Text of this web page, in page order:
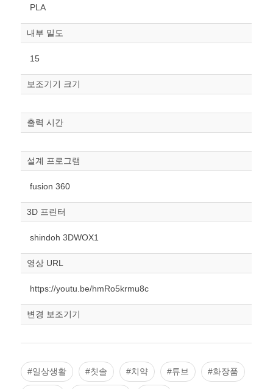
조정“ 버튼을 눌러주세요.
mm
폭
스케일
조정
PLA
내부 밀도
15
보조기기 크기
출력 시간
설계 프로그램
fusion 360
3D 프린터
shindoh 3DWOX1
영상 URL
https://youtu.be/hmRo5krmu8c
변경 보조기기
#일상생활 #칫솔 #치약 #튜브 #화장품